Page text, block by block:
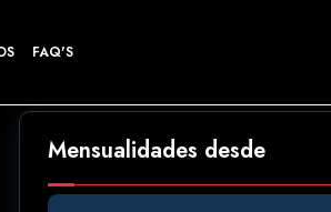
FAQ'S
Mensualidades desde